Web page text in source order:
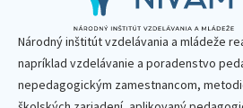
Národný inštitút vzdelávania a mládeže
napríklad vzdelávanie a poradenstvo
nepedagogickým zamestnancom,